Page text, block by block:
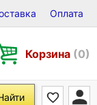
CD и DVDОплата
Корзина (0)